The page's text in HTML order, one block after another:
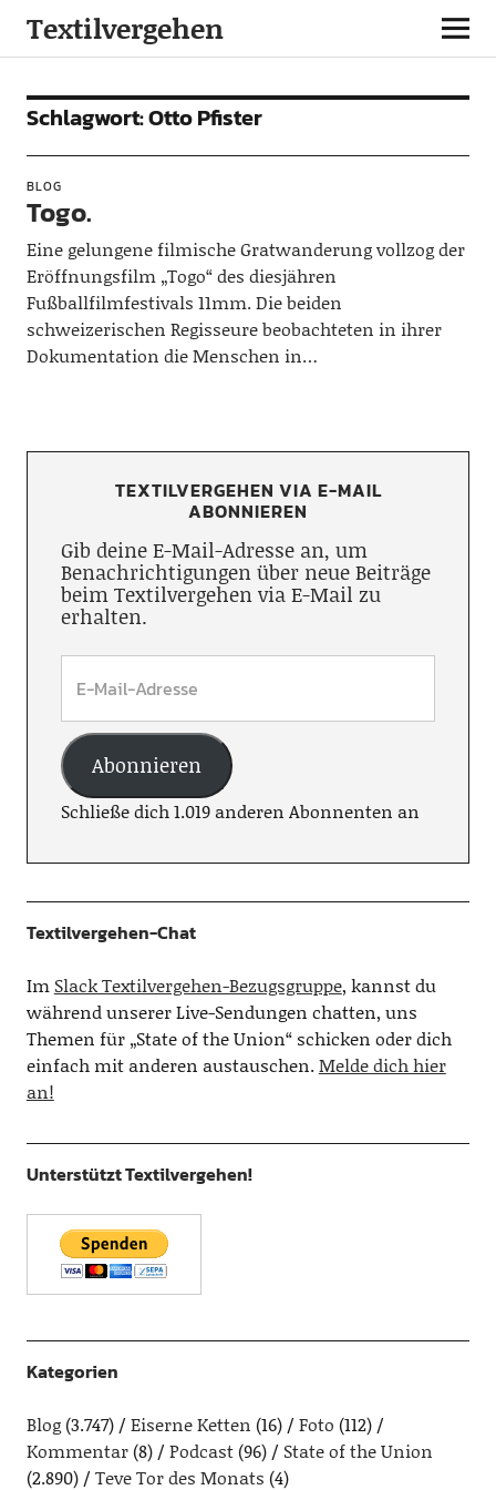
Textilvergehen
Schlagwort:Otto Pfister
BLOG
Togo.
Eine gelungene filmische Gratwanderung vollzog der
Eröffnungsfilm „Togo“ des diesjähren
Fußballfilmfestivals 11mm. Die beiden
schweizerischen Regisseure beobachteten in ihrer
Dokumentation die Menschen in…
TEXTILVERGEHEN VIA E-MAIL
ABONNIEREN
Gib deine E-Mail-Adresse an, um
Benachrichtigungen über neue Beiträge
beim Textilvergehen via E-Mail zu
erhalten.
Abonnieren
Schließe dich 1.019 anderen Abonnenten an
Textilvergehen-Chat
Im Slack Textilvergehen-Bezugsgruppe, kannst du
während unserer Live-Sendungen chatten, uns
Themen für „State of the Union“ schicken oder dich
einfach mit anderen austauschen.Melde dich hier
an!
Unterstützt Textilvergehen!
Kategorien
Blog(3.747) Eiserne Ketten (16) Foto (112)
Kommentar(8) Podcast(96)
State of the Union
(2.890)
Teve Tor des Monats (4)